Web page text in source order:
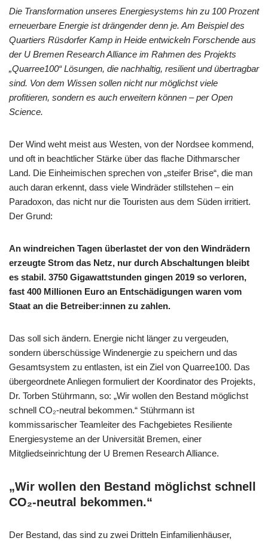
Die Transformation unseres Energiesystems hin zu 100 Prozent
erneuerbare Energie ist drängender denn je. Am Beispiel des
Quartiers Rüsdorfer Kamp in Heide entwickeln Forschende aus
der U Bremen Research Alliance im Rahmen des Projekts
„Quarree100“ Lösungen, die nachhaltig, resilient und übertragbar
sind. Von dem Wissen sollen nicht nur möglichst viele
profitieren, sondern es auch erweitern können – per Open
Science.
Der Wind weht meist aus Westen, von der Nordsee kommend,
und oft in beachtlicher Stärke über das flache Dithmarscher
Land. Die Einheimischen sprechen von „steifer Brise“, die man
auch daran erkennt, dass viele Windräder stillstehen – ein
Paradoxon, das nicht nur die Touristen aus dem Süden irritiert.
Der Grund:
An windreichen Tagen überlastet der von den Windrädern
erzeugte Strom das Netz, nur durch Abschaltungen bleibt
es stabil. 3750 Gigawattstunden gingen 2019 so verloren,
fast 400 Millionen Euro an Entschädigungen waren vom
Staat an die Betreiber:innen zu zahlen.
Das soll sich ändern. Energie nicht länger zu vergeuden,
sondern überschüssige Windenergie zu speichern und das
Gesamtsystem zu entlasten, ist ein Ziel von Quarree100. Das
übergeordnete Anliegen formuliert der Koordinator des Projekts,
Dr. Torben Stührmann, so: „Wir wollen den Bestand möglichst
schnell CO₂-neutral bekommen.“ Stührmann ist
kommissarischer Teamleiter des Fachgebietes Resiliente
Energiesysteme an der Universität Bremen, einer
Mitgliedseinrichtung der U Bremen Research Alliance.
„Wir wollen den Bestand möglichst schnell
CO₂-neutral bekommen.“
Der Bestand, das sind zu zwei Dritteln Einfamilienhäuser,